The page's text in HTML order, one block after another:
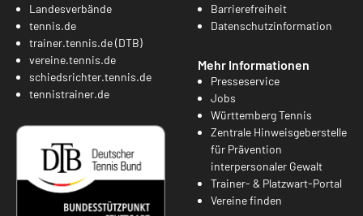
Landesverbände
tennis.de
trainer.tennis.de (DTB)
vereine.tennis.de
schiedsrichter.tennis.de
tennistrainer.de
Barrierefreiheit
Datenschutzinformation
Mehr Informationen
Presseservice
Jobs
Württemberg Tennis
Zentrale Hinweisgeberstelle
für Prävention
interpersonaler Gewalt
Trainer- & Platzwart-Portal
Vereine finden